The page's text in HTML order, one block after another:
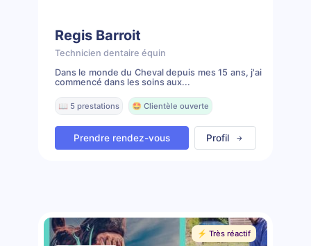
Regis Barroit
Technicien dentaire équin
Dans le monde du Cheval depuis mes 15 ans, j'ai
commencé dans les soins aux...
📖 5 prestations 🤩 Clientèle ouverte
Prendre rendez-vous Profil
⚡️ Très réactif